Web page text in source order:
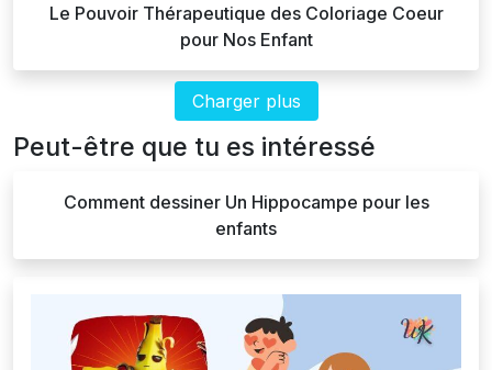
Le Pouvoir Thérapeutique des Coloriage Coeur
pour Nos Enfant
Charger plus
Peut-être que tu es intéressé
Comment dessiner Un Hippocampe pour les
enfants